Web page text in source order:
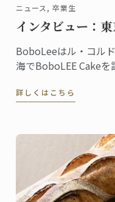
ニュース, 卒業生
インタビュー：
BoboLeeはル・コル
海でBoboLEE Cake
しています。
詳しくはこちら